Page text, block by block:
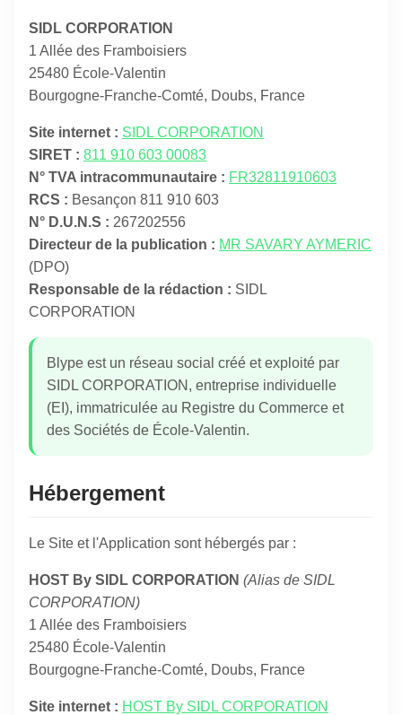
SIDL CORPORATION
1 Allée des Framboisiers
25480 École-Valentin
Bourgogne-Franche-Comté, Doubs, France
Site internet : SIDL CORPORATION
SIRET : 811 910 603 00083
N° TVA intracommunautaire : FR32811910603
RCS : Besançon 811 910 603
N° D.U.N.S : 267202556
Directeur de la publication : MR SAVARY AYMERIC
(DPO)
Responsable de la rédaction : SIDL
CORPORATION
Blype est un réseau social créé et exploité par
SIDL CORPORATION, entreprise individuelle
(EI), immatriculée au Registre du Commerce et
des Sociétés de École-Valentin.
Hébergement
Le Site et l'Application sont hébergés par :
HOST By SIDL CORPORATION (Alias de SIDL
CORPORATION)
1 Allée des Framboisiers
25480 École-Valentin
Bourgogne-Franche-Comté, Doubs, France
Site internet : HOST By SIDL CORPORATION